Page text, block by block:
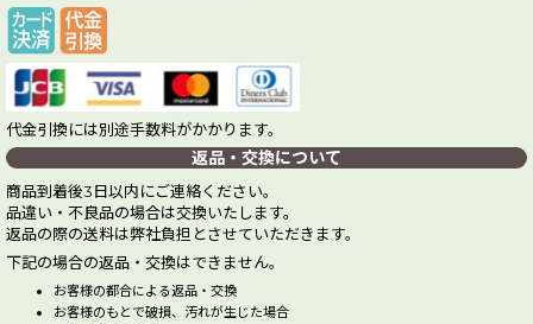
代金引換には別途手数料がかかります。
返品・交換について
商品到着後3日以内にご連絡ください。
品違い・不良品の場合は交換いたします。
返品の際の送料は弊社負担とさせていただきます。
下記の場合の返品・交換はできません。
お客様の都合による返品・交換
お客様のもとで破損、汚れが生じた場合